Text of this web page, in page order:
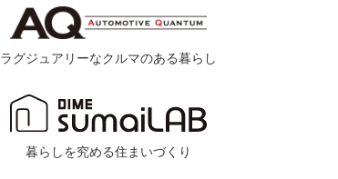
ラグジュアリーなクルマのある暮らし
暮らしを究める住まいづくり